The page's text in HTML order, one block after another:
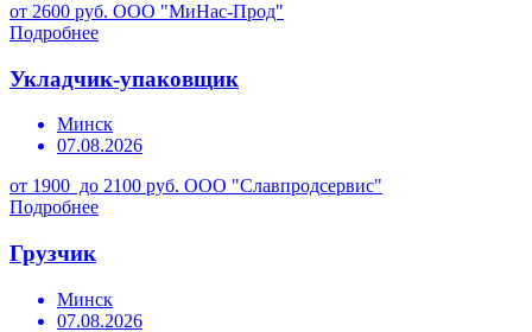
от 2600 руб. ООО "МиНас-Прод"
Подробнее
Укладчик-упаковщик
Минск
07.08.2026
от 1900 до 2100 руб. ООО "Славпродсервис"
Подробнее
Грузчик
Минск
07.08.2026